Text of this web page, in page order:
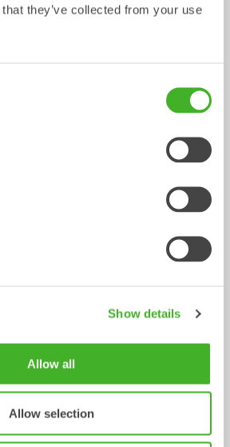
they’ve collected from your use
Show details
Allow all
Allow selection
2-32 ton
0-20ton
Grävskopor
Skopa